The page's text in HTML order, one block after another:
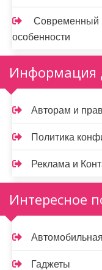
Современный
особенности
Информация
Авторам и
Политика
Реклама и
Интересное
Гаджеты